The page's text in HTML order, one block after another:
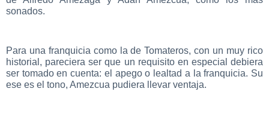
sonados.
Para una franquicia como la de Tomateros, con un muy rico
historial, pareciera ser que un requisito en especial debiera
ser tomado en cuenta: el apego o lealtad a la franquicia. Su
ese es el tono, Amezcua pudiera llevar ventaja.